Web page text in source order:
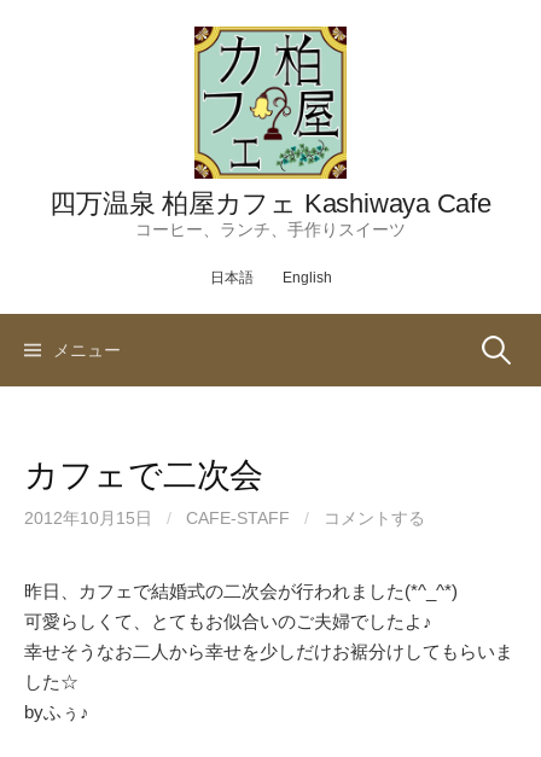
四万温泉 柏屋カフェ Kashiwaya Cafe
コーヒー、ランチ、手作りスイーツ
日本語 English
メニュー 検
カフェで二次会
2012年10月15日 / CAFE-STAFF / コメントする
昨日、カフェで結婚式の二次会が行われました(*^_^*)
可愛らしくて、とてもお似合いのご夫婦でしたよ♪
幸せそうなお二人から幸せを少しだけお裾分けしてもらいま
した☆
byふぅ♪